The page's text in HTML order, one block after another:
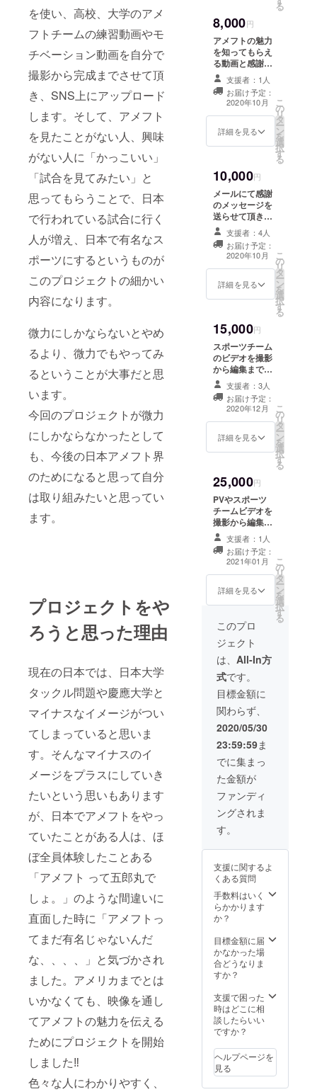
を使い、高校、大学のアメ
フトチームの練習動画やモ
チベーション動画を自分で
撮影から完成までさせて頂
き、SNS上にアップロード
します。そして、アメフト
を見たことがない人、興味
がない人に「かっこいい」
「試合を見てみたい」と
思ってもらうことで、日本
で行われている試合に行く
人が増え、日本で有名なス
ポーツにするというものが
このプロジェクトの細かい
内容になります。
微力にしかならないとやめ
るより、微力でもやってみ
るということが大事だと思
います。
今回のプロジェクトが微力
にしかならなかったとして
も、今後の日本アメフト界
のためになると思って自分
は取り組みたいと思ってい
ます。
プロジェクトをや
ろうと思った理由
現在の日本では、日本大学
タックル問題や慶應大学と
マイナスなイメージがつい
てしまっていると思いま
す。そんなマイナスのイ
メージをプラスにしていき
たいという思いもあります
が、日本でアメフトをやっ
ていたことがある人は、ほ
ぼ全員体験したことある
「アメフト って五郎丸で
しょ。」のような間違いに
直面した時に「アメフトっ
てまだ有名じゃないんだ
な、、、、」と気づかされ
ました。アメリカまでとは
いかなくても、映像を通し
てアメフトの魅力を伝える
ためにプロジェクトを開始
しました‼︎
色々な人にわかりやすく、
る
8,000円
アメフトの魅力
を知ってもらえ
る動画と感謝の
メッセージを 送
らせて頂きま
す。 支援して頂
いた方全員、違
う動画にしたい
と思っているの
い致します。
支援者：1人
お届け予定：
2020年10月
詳細を見る
こ
の
リ
タ
ー
ン
を
選
択
す
る
10,000円
メールにて感謝
のメッセージを
送らせて頂きま
す。 もう一つ、
自分のtwitterで
支援してくれた
方として紹介さ
せて頂きます。
ご支援よろしく
支援者：4人
お届け予定：
2020年10月
詳細を見る
こ
の
リ
タ
ー
ン
を
選
択
す
る
15,000円
スポーツチーム
のビデオを撮影
から編集まで行
わせて頂きま
す。 スポーツの
ジャンルはなん
でも大丈夫で
す。 打ち合わ
せ〜完成までは
2.3ヶ月程を予定
ませんが、人数
が多くなった場
合リターンが少
し遅れてしまい
ますので、よろ
しくお願いしま
す。撮影日程は
12〜3月の間で
予定していま
す。 クオリティ
についてはビ
ジュアルにある
動画より、もっ
と高いクオリ
ティで作れるよ
う日々努力し、
お渡しできたら
と思っているの
でよろしくお願
いします。 デー
タ送付方法につ
いては、メール
にてSNSアカウ
ントを教えさせ
ていただくの
で、そちらの
SNSでお渡しで
きればと思って
います。 ※交通
費、宿泊費など
は負担でお願い
致します。 ※撮
頂きます。 ※ 撮
影時には同伴者
をつけさせて頂
くことがありま
す。 ご支援よろ
しくお願い致し
ます。
支援者：3人
お届け予定：
2020年12月
詳細を見る
こ
の
リ
タ
ー
ン
を
選
択
す
る
25,000円
PVやスポーツ
チームビデオを
撮影から編集ま
でさせて頂きま
す。 ジャンルは
なんでも構いま
せん‼︎ 打ち合わ
せ〜完成までは
2.3ヶ月程を予定
ませんが、人数
が多くなった場
合リターンが少
し遅れてしまい
ますので、よろ
しくお願いしま
す。撮影日程は
1〜3月の間で予
定しています。
クオリティにつ
ルにある動画よ
り、もっと高い
クオリティで作
れるよう日々努
力し、お渡しで
きたらと思って
いるのでよろし
くお願いしま
す。 データ送付
方法について
は、メールにて
SNSアカウント
を教えさせてい
ただくので、そ
ちらのSNSでお
渡しできればと
※交通費、宿泊費
などは負担お願
い致します。 ※
撮影場所は公共
て頂きます。 ※
撮影時には同伴
者をつけさせて
頂くことがあり
ろしくお願い致
します。
支援者：1人
お届け予定：
2021年01月
詳細を見る
こ
の
リ
タ
ー
ン
を
選
択
す
る
このプロ
ジェクト
は、 All-In方
式です。
目標金額に
関わらず、
2020/05/30
23:59:59ま
でに集まっ
た金額が
ファンディ
ングされま
す。
支援に関するよ
くある質問
手数料はいく
らかかります
か？
目標金額に届
かなかった場
合どうなりま
すか？
支援で困った
時はどこに相
談したらいい
ですか？
ヘルプページを
見る